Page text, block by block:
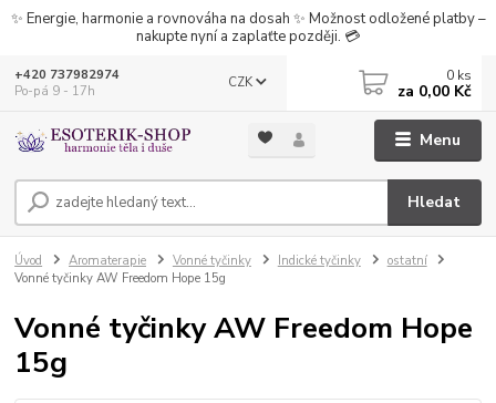
✨ Energie, harmonie a rovnováha na dosah ✨ Možnost odložené platby –
nakupte nyní a zaplaťte později. 💳
Menu
CZK
Hledat
+420 737982974
Po-pá 9 - 17h
0 ks
za 0,00 Kč
Úvod Aromaterapie Vonné tyčinky Indické tyčinky
ostatní
Vonné tyčinky AW Freedom Hope 15g
Vonné tyčinky AW Freedom Hope
15g